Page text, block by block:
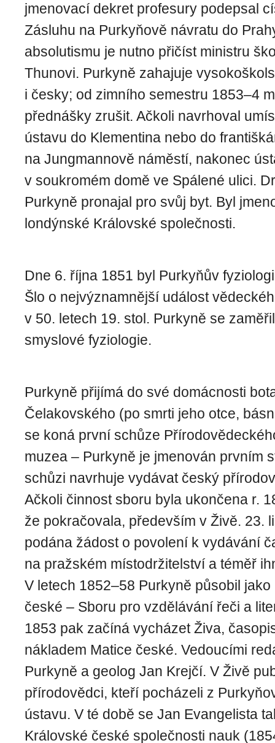
jmenovací de­kret profesury podepsal
Zásluhu na Purkyňově návratu do
absolutismu je nutno přičíst ministru
Thunovi. Purkyně zahajuje
i česky; od zimního semestru 1853–4
přednášky zrušit. Ačkoli navrhoval
ústavu do Klementina nebo do
na Jungmannově náměstí, nakonec
v soukromém domě ve Spálené ulici.
Purkyně pronajal pro svůj byt. Byl
londýn­ské Královské společnosti.
Dne 6. října 1851 byl Purkyňův
Šlo o nejvýznamnější událost
v 50. letech 19. stol. Purkyně se
smyslové fyziologie.
Purkyně přijímá do své domácnosti
Čelakovského (po smrti jeho otce,
se koná první schůze
muzea – Purkyně je jmenován prvním
schůzi navrhuje vydávat český
Ačkoli činnost sboru byla ukončena r.
že pokračovala, především v Živě. 23.
podána žádost o povolení k vydávání
na pražském místodržitelství a téměř
V letech 1852–58 Purkyně působil
české – Sboru pro vzdělávání řeči a
1853 pak začíná vycházet Živa,
nákladem Matice české. Vedoucími
Purkyně a geolog Jan Krejčí. V Živě
přírodovědci, kteří pocházeli z
ústavu. V té době se Jan Evangelista
Královské české společnosti nauk